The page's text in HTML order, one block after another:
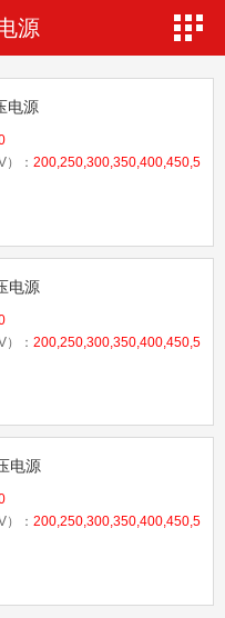
源
电源
： 200,250,300,350,400,450,5
电源
： 200,250,300,350,400,450,5
电源
： 200,250,300,350,400,450,5